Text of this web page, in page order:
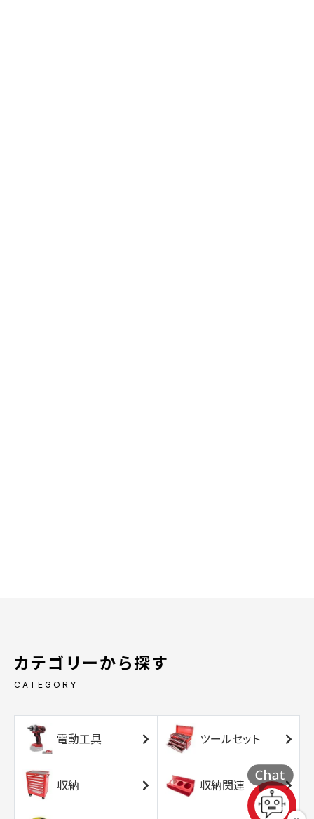
カテゴリーから探す
CATEGORY
電動工具 ツールセット
収納 収納関連